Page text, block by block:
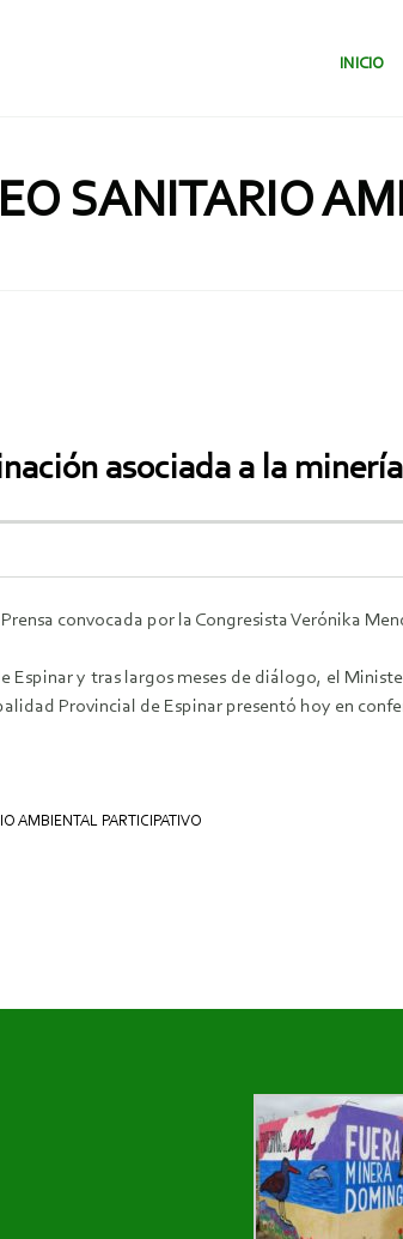
SALTAR
INICIO
SANITARIO
asociada a la
convocada por la Congresista Verónika
Espinar y tras largos meses de diálogo, el
Provincial de Espinar presentó hoy en
AMBIENTAL PARTICIPATIVO